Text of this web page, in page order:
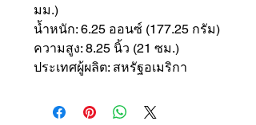
มม.)
น้ำหนัก: 6.25 ออนซ์ (177.25 กรัม)
ความสูง: 8.25 นิ้ว (21 ซม.)
ประเทศผู้ผลิต: สหรัฐอเมริกา